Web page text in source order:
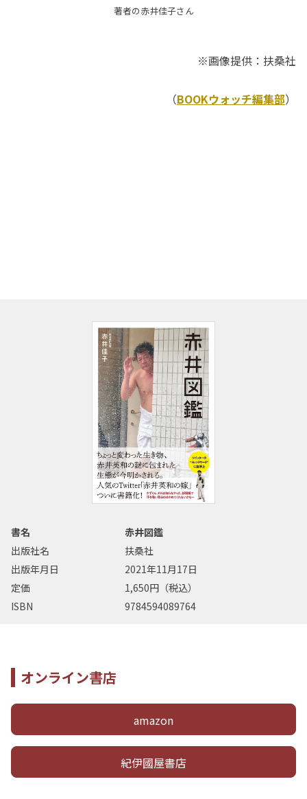
著者の赤井佳子さん
※画像提供：扶桑社
（BOOKウォッチ編集部）
書名
赤井図鑑
出版社名
扶桑社
出版年月日
2021年11月17日
定価
1,650円（税込）
ISBN
9784594089764
オンライン書店
amazon
紀伊國屋書店